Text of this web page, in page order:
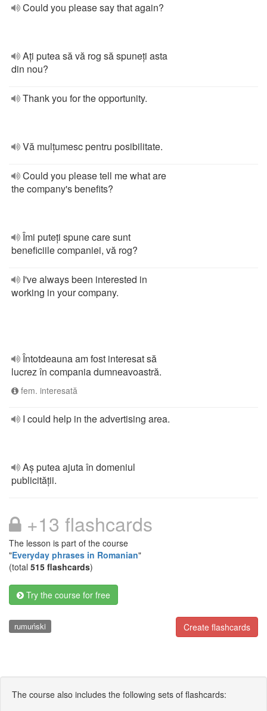
Could you please say that again?
Ați putea să vă rog să spuneți asta
din nou?
Thank you for the opportunity.
Vă mulțumesc pentru posibilitate.
Could you please tell me what are
the company's benefits?
Îmi puteți spune care sunt
beneficiile companiei, vă rog?
I've always been interested in
working in your company.
Întotdeauna am fost interesat să
lucrez în compania dumneavoastră.
fem. interesată
I could help in the advertising area.
Aș putea ajuta în domeniul
publicității.
+13 flashcards
The lesson is part of the course
"Everyday phrases in Romanian"
(total 515 flashcards)
Try the course for free
Create flashcards
rumuński
The course also includes the following sets of flashcards: